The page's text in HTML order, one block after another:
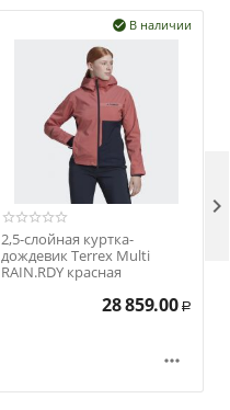
В наличии

2,5-слойная куртка-
дождевик Terrex Multi
RAIN.RDY красная
28 859.00 Р

